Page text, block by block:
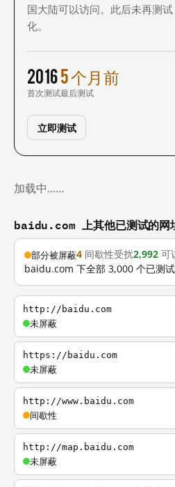
国大陆可以访问。此后未再测
化。
2016
首次测试
5 个月前
最后测试
立即测试
加载中……
baidu.com 上其他已测试的网
部分被屏蔽4 间歇性受扰2,992 可
baidu.com 下全部 3,000 个已测
http://baidu.com
未屏蔽
https://baidu.com
未屏蔽
http://www.baidu.com
间歇性
http://map.baidu.com
未屏蔽